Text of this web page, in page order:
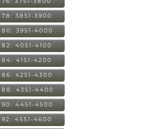
78: 3851-3900
80: 3951-4000
82: 4051-4100
84: 4151-4200
86: 4251-4300
88: 4351-4400
90: 4451-4500
92: 4551-4600